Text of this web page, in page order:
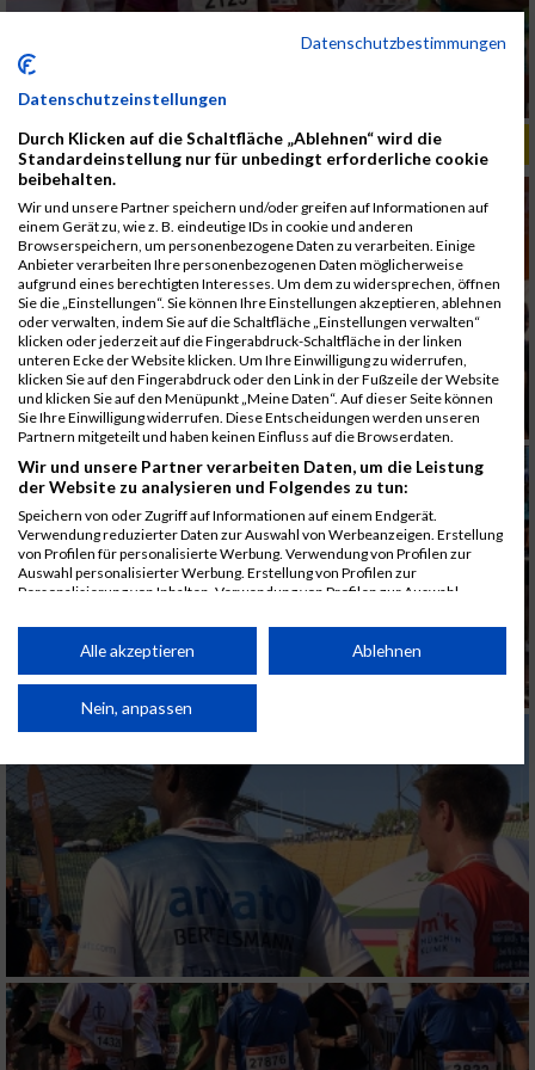
ALBUM B2RUN MÜNCHEN, B2RUN / 16.07.2019
Datenschutzbestimmungen
Datenschutzeinstellungen
Durch Klicken auf die Schaltfläche „Ablehnen“ wird die
Standardeinstellung nur für unbedingt erforderliche cookie
beibehalten.
Wir und unsere Partner speichern und/oder greifen auf Informationen auf
einem Gerät zu, wie z. B. eindeutige IDs in cookie und anderen
Browserspeichern, um personenbezogene Daten zu verarbeiten. Einige
Anbieter verarbeiten Ihre personenbezogenen Daten möglicherweise
aufgrund eines berechtigten Interesses. Um dem zu widersprechen, öffnen
Sie die „Einstellungen“. Sie können Ihre Einstellungen akzeptieren, ablehnen
oder verwalten, indem Sie auf die Schaltfläche „Einstellungen verwalten“
klicken oder jederzeit auf die Fingerabdruck-Schaltfläche in der linken
unteren Ecke der Website klicken. Um Ihre Einwilligung zu widerrufen,
klicken Sie auf den Fingerabdruck oder den Link in der Fußzeile der Website
und klicken Sie auf den Menüpunkt „Meine Daten“. Auf dieser Seite können
Sie Ihre Einwilligung widerrufen. Diese Entscheidungen werden unseren
Partnern mitgeteilt und haben keinen Einfluss auf die Browserdaten.
Wir und unsere Partner verarbeiten Daten, um die Leistung
der Website zu analysieren und Folgendes zu tun:
Speichern von oder Zugriff auf Informationen auf einem Endgerät.
Verwendung reduzierter Daten zur Auswahl von Werbeanzeigen. Erstellung
von Profilen für personalisierte Werbung. Verwendung von Profilen zur
Auswahl personalisierter Werbung. Erstellung von Profilen zur
Personalisierung von Inhalten. Verwendung von Profilen zur Auswahl
Performance von Inhalten. Analyse von Zielgruppen durch Statistiken oder
Kombinationen von Daten aus verschiedenen Quellen. Entwicklung und
von Inhalten.
Daten können außerhalb der Europäischen Union weitergegeben und in die
Website/App.
Partnerliste anzeigen (1 IAB-Anbieter)
Wir nutzen Ihre Daten für folgende Zwecke:
IAB-Verarbeitungszwecke:
Speichern von oder Zugriff auf Informationen
auf einem Endgerät
Verwendung reduzierter Daten zur Auswahl
von Werbeanzeigen
Alle akzeptieren Ablehnen
Nein, anpassen